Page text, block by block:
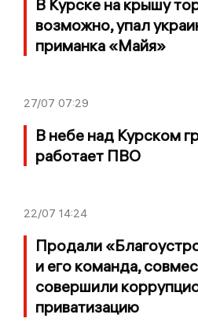
В Курске на крышу
возможно, упал
приманка «Майя»
27/07 07:29
В небе над Курском
работает ПВО
22/07 14:24
Продали
и его команда,
совершили
приватизацию